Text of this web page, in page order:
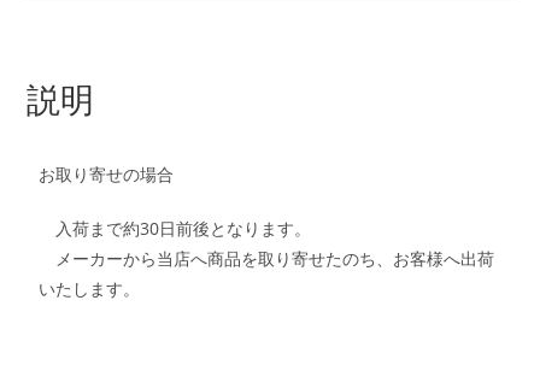
説明
お取り寄せの場合
入荷まで約30日前後となります。
メーカーから当店へ商品を取り寄せたのち、お客様へ出荷
いたします。